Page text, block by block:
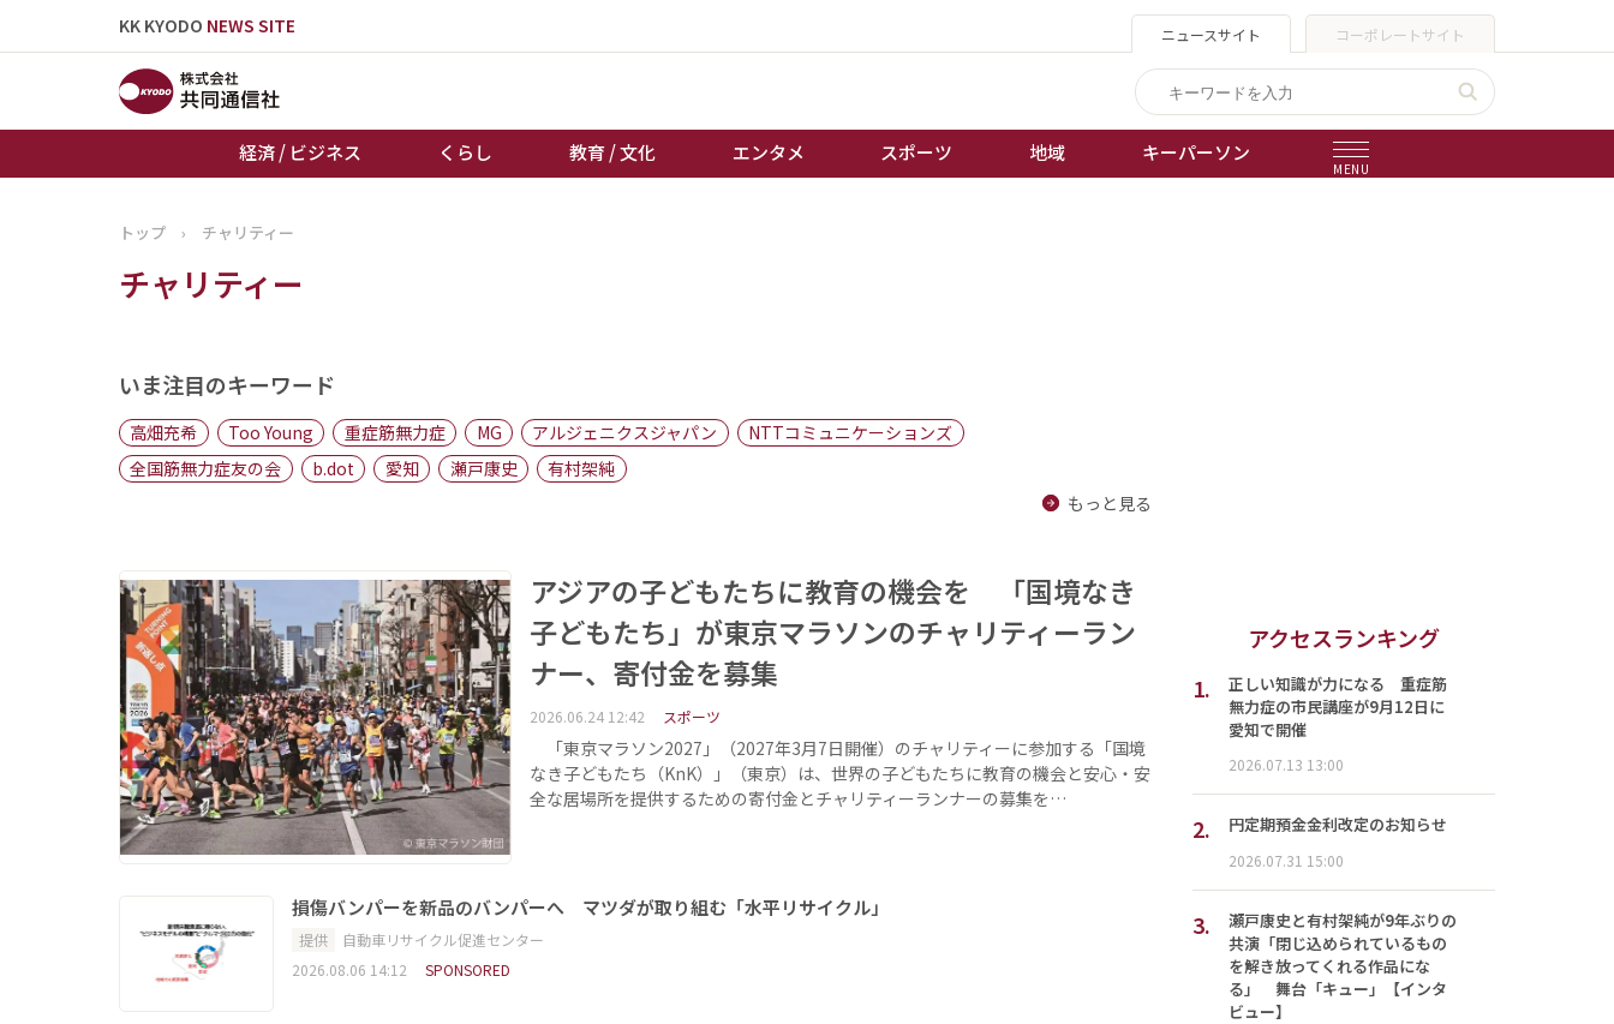
KK KYODO NEWS SITE ニュースサイト コーポレートサイト
経済 / ビジネス くらし 教育 / 文化 エンタメ スポーツ 地域 キーパーソン
MENU
トップページ
お知らせ
地域
キーパーソン
棋王戦
トップ › チャリティー
チャリティー
いま注目のキーワード
高畑充希 Too Young 重症筋無力症 MG アルジェニクスジャパン
NTTコミュニケーションズ
全国筋無力症友の会
b.dot 愛知 瀬戸康史
有村架純
もっと見る
アジアの子どもたちに教育の機会を 「国境なき
子どもたち」が東京マラソンのチャリティーラン
ナー、寄付金を募集
2026.06.24 12:42 スポーツ
「東京マラソン2027」（2027年3月7日開催）のチャリティーに参加する「国境
なき子どもたち（KnK）」（東京）は、世界の子どもたちに教育の機会と安心・安
全な居場所を提供するための寄付金とチャリティーランナーの募集を…
損傷バンパーを新品のバンパーへ マツダが取り組む「水平リサイクル」
提供
自動車リサイクル促進センター
2026.08.06 14:12
SPONSORED
アクセスランキング
1.
正しい知識が力になる 重症筋
無力症の市民講座が9月12日に
愛知で開催
2026.07.13 13:00
2. 円定期預金金利改定のお知らせ
2026.07.31 15:00
3.
瀬戸康史と有村架純が9年ぶりの
共演「閉じ込められているもの
を解き放ってくれる作品にな
る」 舞台「キュー」【インタ
ビュー】